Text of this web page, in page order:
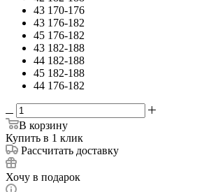
43 170-176
43 176-182
45 176-182
43 182-188
44 182-188
45 182-188
44 176-182
В корзину
Купить в 1 клик
Рассчитать доставку
Хочу в подарок